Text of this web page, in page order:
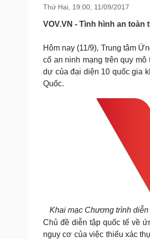
Pháp luật
Tin nóng
Sức khỏe
Dinh dưỡng - món ngon
Thứ Hai, 19:00, 11/09/2017
VOV.VN - Tình hình an
Hôm nay (11/9), Trung tâm
cố an ninh mạng trên quy
dự của đại diện 10 quốc gia
Quốc.
Khai mạc Chương trình
Chủ đề diễn tập quốc tế về
nguy cơ của việc thiếu xác